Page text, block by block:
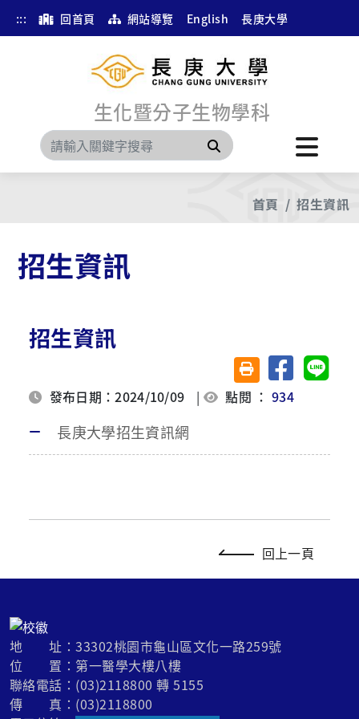
::: 回首頁 網站導覽 English 長庚大學
生化暨分子生物學科
搜尋
首頁 招生資訊
招生資訊
招生資訊
友善列印(另開視窗)
分享至臉書分享
發布日期：2024/10/09 | 點閱 ：934
長庚大學招生資訊網
回上一頁
地 址：33302桃園市龜山區文化一路259號
位 置：第一醫學大樓八樓
聯絡電話：(03)2118800 轉 5155
傳 真：(03)2118800